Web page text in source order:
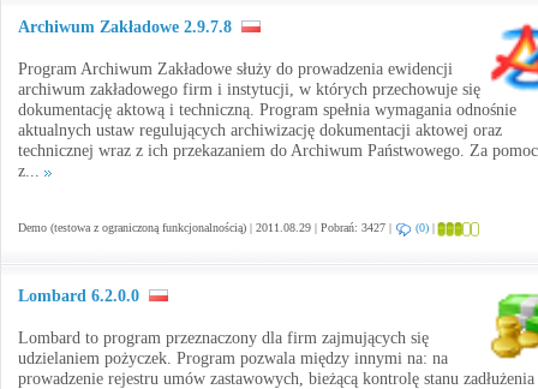
Archiwum Zakładowe 2.9.7.8
Program Archiwum Zakładowe służy do prowadzenia ewidencji
archiwum zakładowego firm i instytucji, w których przechowuje się
dokumentację aktową i techniczną. Program spełnia wymagania odnośnie
aktualnych ustaw regulujących archiwizację dokumentacji aktowej oraz
technicznej wraz z ich przekazaniem do Archiwum Państwowego. Za
z...
Demo (testowa z ograniczoną funkcjonalnością) | 2011.08.29 | Pobrań: 3427 | (0) |
Lombard 6.2.0.0
Lombard to program przeznaczony dla firm zajmujących się
udzielaniem pożyczek. Program pozwala między innymi na: na
prowadzenie rejestru umów zastawowych, bieżącą kontrolę stanu zadłużenia